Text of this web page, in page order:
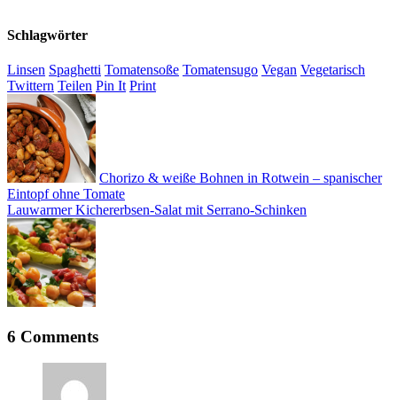
Schlagwörter
Linsen Spaghetti Tomatensoße Tomatensugo Vegan Vegetarisch
Twittern Teilen Pin It Print
Chorizo & weiße Bohnen in Rotwein – spanischer
Eintopf ohne Tomate
Lauwarmer Kichererbsen-Salat mit Serrano-Schinken
6 Comments